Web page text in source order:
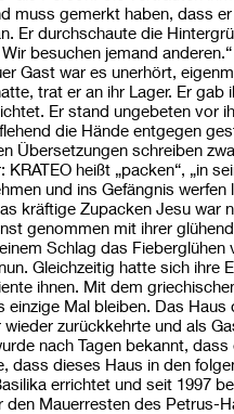
muss gemerkt haben, dass
Er durchschaute die
besuchen jemand
Gast war es unerhört,
trat er an ihr Lager. Er
Er stand ungebeten vor
die Hände entgegen
Übersetzungen schreiben
heißt „packen“, „in
und ins Gefängnis
kräftige Zupacken Jesu
genommen mit ihrer
Schlag das
Gleichzeitig hatte sich
ihnen. Mit dem
einzige Mal bleiben. Das
zurückkehrte und als
nach Tagen bekannt, dass
dass dieses Haus in den
errichtet und seit 1997
den Mauerresten des Petrus-